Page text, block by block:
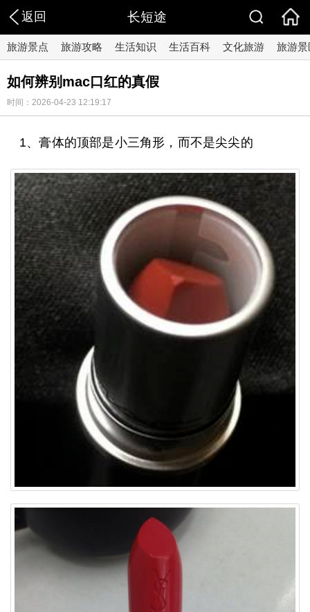
返回 长短途
旅游景点 旅游攻略 生活知识 生活百科 文化旅游 旅游景
如何辨别mac口红的真假
时间：2026-04-23 12:19:17
1、膏体的顶部是小三角形，而不是尖尖的